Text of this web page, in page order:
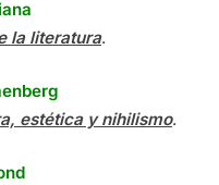
la literatura.
estética y nihilismo.